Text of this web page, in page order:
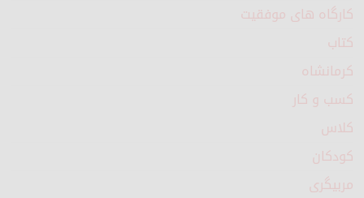
کارگاه های موفقیت
کتاب
کرمانشاه
کسب و کار
کلاس
کودکان
مربیگری